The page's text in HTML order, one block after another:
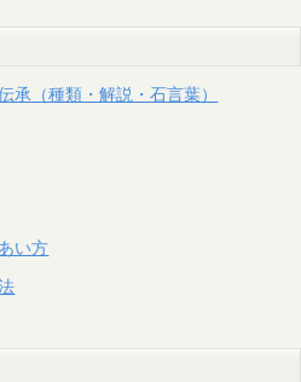
承（種類・解説・石言葉）
い方